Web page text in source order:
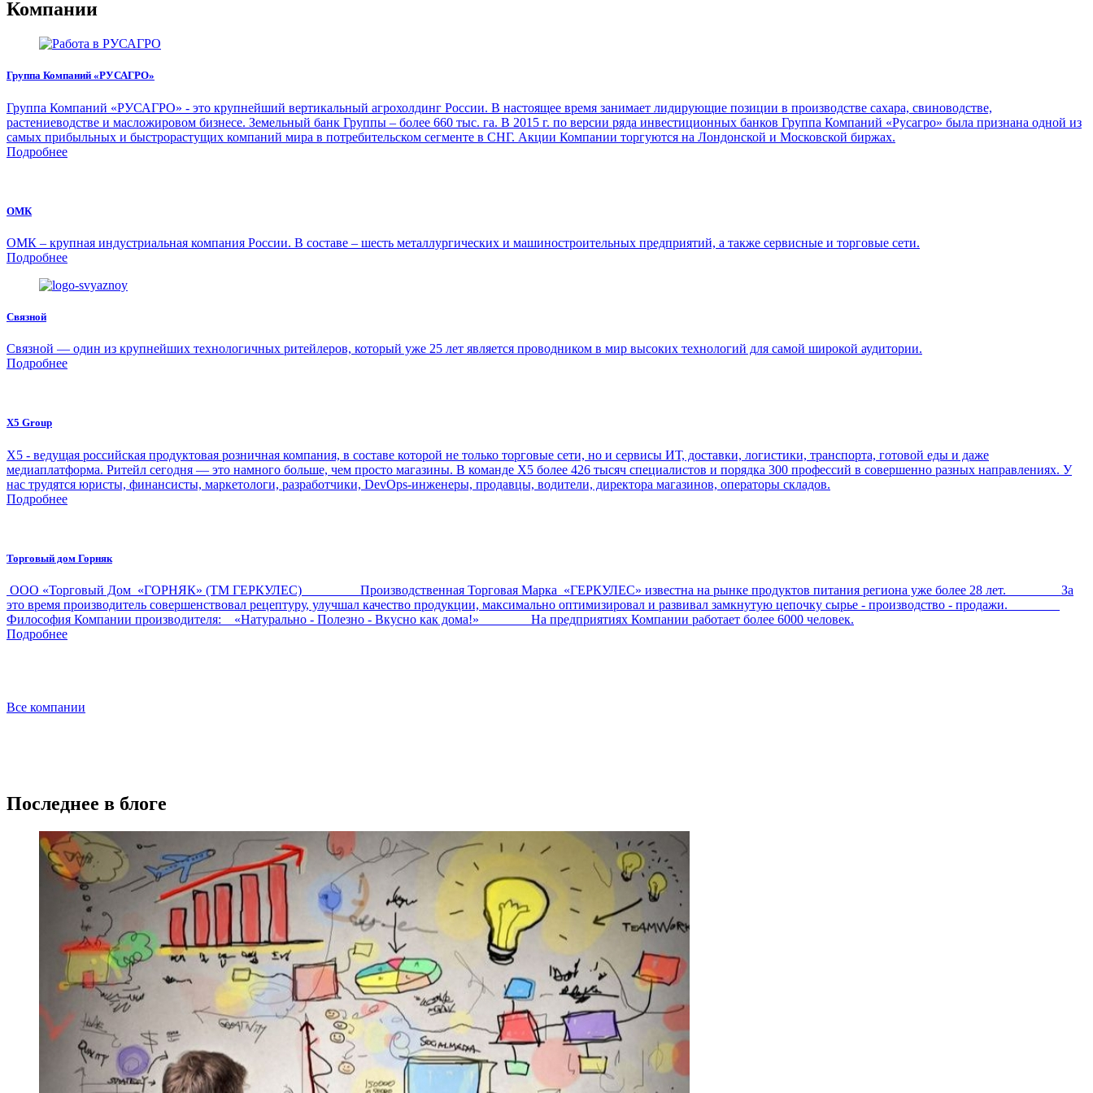
Компании
Группа Компаний «РУСАГРО»
Группа Компаний «РУСАГРО» - это крупнейший вертикальный агрохолдинг России. В настоящее время занимает лидирующие позиции в производстве сахара, свиноводстве,
растениеводстве и масложировом бизнесе. Земельный банк Группы – более 660 тыс. га. В 2015 г. по версии ряда инвестиционных банков Группа Компаний «Русагро» была признана одной из
самых прибыльных и быстрорастущих компаний мира в потребительском сегменте в СНГ. Акции Компании торгуются на Лондонской и Московской биржах.
Подробнее
ОМК
ОМК – крупная индустриальная компания России. В составе – шесть металлургических и машиностроительных предприятий, а также сервисные и торговые сети.
Подробнее
Связной
Связной — один из крупнейших технологичных ритейлеров, который уже 25 лет является проводником в мир высоких технологий для самой широкой аудитории.
Подробнее
X5 Group
Х5 - ведущая российская продуктовая розничная компания, в составе которой не только торговые сети, но и сервисы ИТ, доставки, логистики, транспорта, готовой еды и даже
медиаплатформа. Ритейл сегодня — это намного больше, чем просто магазины. В команде Х5 более 426 тысяч специалистов и порядка 300 профессий в совершенно разных направлениях. У
нас трудятся юристы, финансисты, маркетологи, разработчики, DevOps-инженеры, продавцы, водители, директора магазинов, операторы складов.
Подробнее
Торговый дом Горняк
ООО «Торговый Дом «ГОРНЯК» (ТМ ГЕРКУЛЕС) Производственная Торговая Марка «ГЕРКУЛЕС» известна на рынке продуктов питания региона уже более 28 лет. За
это время производитель совершенствовал рецептуру, улучшал качество продукции, максимально оптимизировал и развивал замкнутую цепочку сырье - производство - продажи.
Философия Компании производителя: «Натурально - Полезно - Вкусно как дома!» На предприятиях Компании работает более 6000 человек.
Подробнее
Все компании
Последнее в блоге